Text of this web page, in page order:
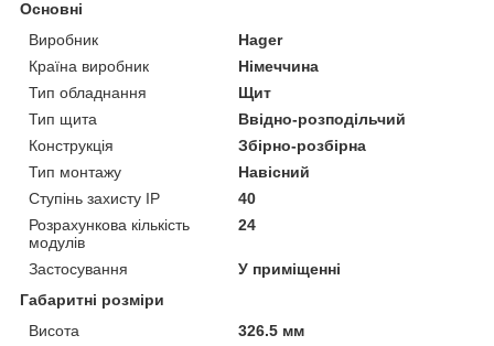
Основні
Виробник
Hager
Країна виробник
Німеччина
Тип обладнання
Щит
Тип щита
Ввідно-розподільчий
Конструкція
Збірно-розбірна
Тип монтажу
Навісний
Ступінь захисту IP
40
Розрахункова кількість
модулів
24
Застосування
У приміщенні
Габаритні розміри
Висота
326.5 мм